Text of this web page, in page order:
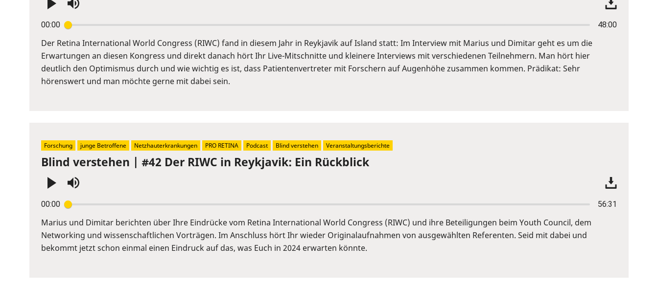
00:00 48:00
Enter
or
Space
to
show
Der Retina International World Congress (RIWC) fand in diesem Jahr in Reykjavik auf Island statt: Im Interview mit Marius und Dimitar geht es um die
Erwartungen an diesen Kongress und direkt danach hört Ihr Live-Mitschnitte und kleinere Interviews mit verschiedenen Teilnehmern. Man hört hier
deutlich den Optimismus durch und wie wichtig es ist, dass Patientenvertreter mit Forschern auf Augenhöhe zusammen kommen. Prädikat: Sehr
hörenswert und man möchte gerne mit dabei sein.
Blind verstehen | #42 Der RIWC in Reykjavik: Ein Rückblick
00:00 56:31
Enter
or
Space
to
Marius und Dimitar berichten über Ihre Eindrücke vom Retina International World Congress (RIWC) und ihre Beteiligungen beim Youth Council, dem
Networking und wissenschaftlichen Vorträgen. Im Anschluss hört Ihr wieder Originalaufnahmen von ausgewählten Referenten. Seid mit dabei und
bekommt jetzt schon einmal einen Eindruck auf das, was Euch in 2024 erwarten könnte.
Forschung junge Betroffene Netzhauterkrankungen PRO RETINA Podcast Blind verstehen Veranstaltungsberichte